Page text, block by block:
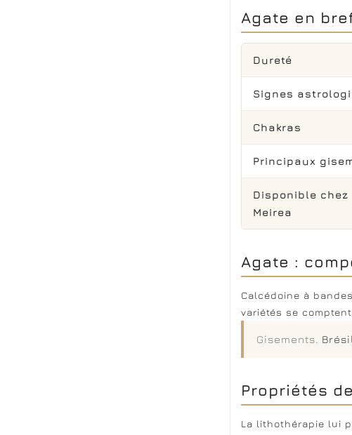
Agate en
Dureté
Signes
Chakras
Principaux
Disponible chez
Meirea
Agate :
Calcédoine à
variétés se
Gisements.
Propriétés
La lithothérapie lui